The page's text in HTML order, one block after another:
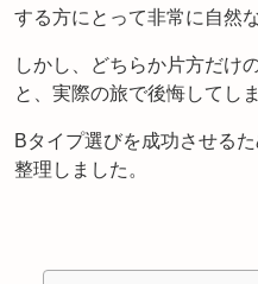
する方にとって非常に自然
しかし、どちらか片方だけ
と、実際の旅で後悔してし
Bタイプ選びを成功させる
整理しました。